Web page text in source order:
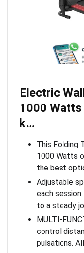
Electric
1000
k…
This Folding
1000 Watts
the best
Adjustable
each
to a steady
MULTI-
control
pulsations.